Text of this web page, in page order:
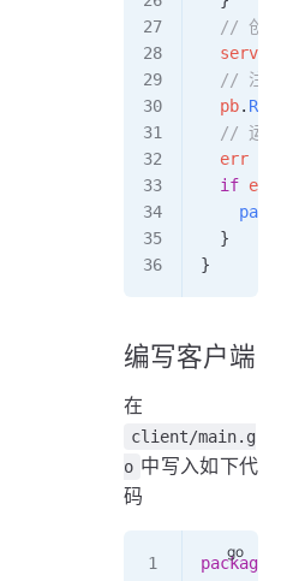
// 创建
  server
// 注册
  pb
.
  // 运行
  err
  if
err
    panic
  }
}
编写客户端
在
client/main.g
o 中写入如下代
码
package